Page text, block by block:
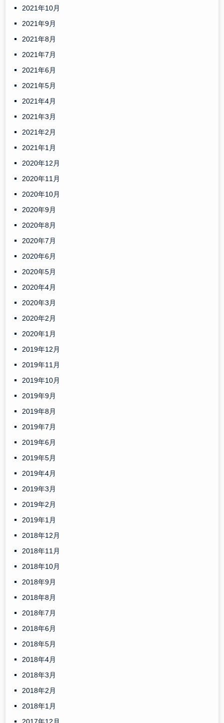
2021年10月
2021年9月
2021年8月
2021年7月
2021年6月
2021年5月
2021年4月
2021年3月
2021年2月
2021年1月
2020年12月
2020年11月
2020年10月
2020年9月
2020年8月
2020年7月
2020年6月
2020年5月
2020年4月
2020年3月
2020年2月
2020年1月
2019年12月
2019年11月
2019年10月
2019年9月
2019年8月
2019年7月
2019年6月
2019年5月
2019年4月
2019年3月
2019年2月
2019年1月
2018年12月
2018年11月
2018年10月
2018年9月
2018年8月
2018年7月
2018年6月
2018年5月
2018年4月
2018年3月
2018年2月
2018年1月